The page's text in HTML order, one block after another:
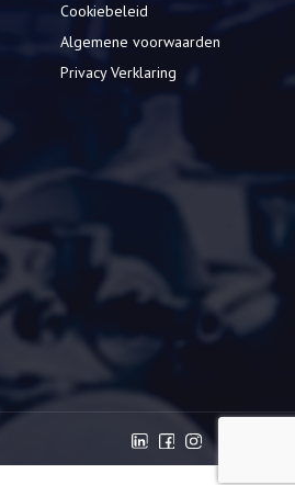
Cookiebeleid
Algemene voorwaarden
Privacy Verklaring